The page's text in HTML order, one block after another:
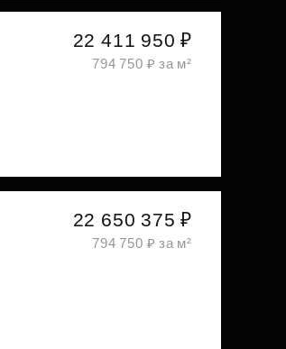
22 411 950 ₽
794 750 ₽ за м²
22 650 375 ₽
794 750 ₽ за м²